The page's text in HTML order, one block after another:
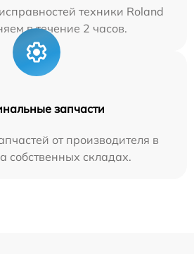
техники Roland
в течение 2 часов.
запчасти
от производителя в
собственных складах.